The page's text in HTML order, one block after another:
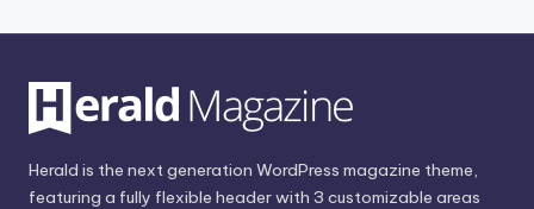
Herald is the next generation WordPress magazine theme,
featuring a fully flexible header with 3 customizable areas